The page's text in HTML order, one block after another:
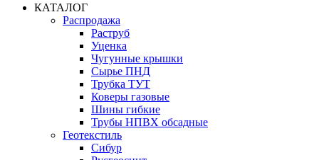
КАТАЛОГ
Распродажа
Раструб
Уценка
Чугунные крышки
Сырье ПНД
Трубка ТУТ
Коверы газовые
Шины гибкие
Трубы НПВХ обсадные
Геотекстиль
Сибур